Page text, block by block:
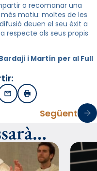
o recomanar una
motiu: moltes de les
deuen el seu èxit a
respecte als seus propis
i Martín per al Full
EmailImprimir
Següent